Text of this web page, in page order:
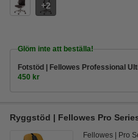
2
Glöm inte att beställa!
Fotstöd | Fellowes Professional
450 kr
Ryggstöd | Fellowes Pro
Fellowes Pro